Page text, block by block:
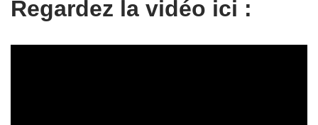
Regardez la vidéo ici :